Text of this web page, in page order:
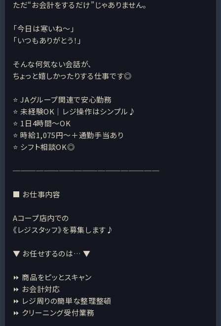
ただ“お会計をするだけ”じゃありません。
「今日は寒いね〜」
「いつもありがとう！」
そんな何気ない会話が、
ちょっと嬉しかったりする仕事です◎
⭐ JAグループ関連で安心勤務
⭐ 未経験OK｜レジ操作はシンプル♪
⭐ 1日4時間～OK
⭐ 時給1,075円〜＋通勤手当あり
⭐ シフト相談OK◎
───────────────────
■ お仕事内容
Aコープ店内での
《レジスタッフ》を募集します♪
▼ お任せするのは… ▼
⏩ 商品をピッとスキャン
⏩ お会計対応
⏩ レジ周りの簡単な整理整頓
⏩ クリーニング受付業務